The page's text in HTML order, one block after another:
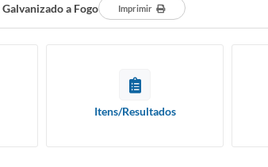
a Fogo Imprimir
Itens/Resultados